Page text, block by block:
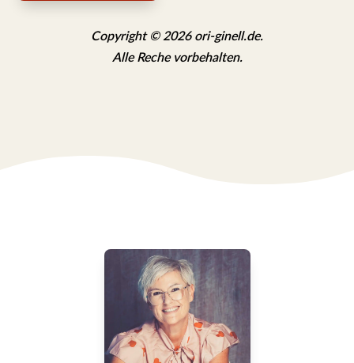
Copyright © 2026 ori-ginell.de.
Alle Reche vorbehalten.